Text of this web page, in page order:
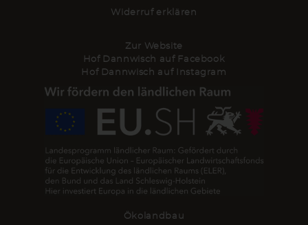
Widerruf erklären
Zur Website
Hof Dannwisch auf Facebook
Hof Dannwisch auf Instagram
Ökolandbau